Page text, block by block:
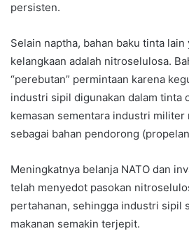
persisten.
Selain naptha, bahan baku tinta lain
kelangkaan adalah nitroselulosa.
“perebutan” permintaan karena
industri sipil digunakan dalam tinta
kemasan sementara industri militer
sebagai bahan pendorong
Meningkatnya belanja NATO dan
telah menyedot pasokan
pertahanan, sehingga industri sipil
makanan semakin terjepit.